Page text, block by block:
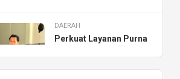
DAERAH
Perkuat Layanan Purna
Resmikan AHASS